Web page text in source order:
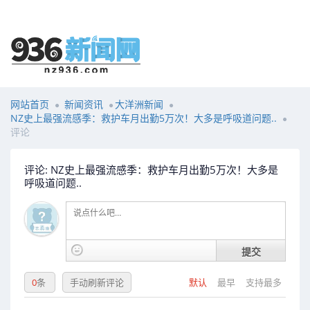
网站首页 新闻资讯
大洋洲新闻
NZ史上最强流感季：救护车月出勤5万次！大多是呼吸道问题..
评论
评论: NZ史上最强流感季：救护车月出勤5万次！大多是
呼吸道问题..
提交
默认 最早 支持最多
0条 手动刷新评论